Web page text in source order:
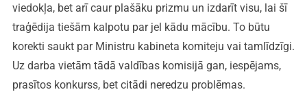
viedokļa, bet arī caur plašāku prizmu un izdarīt visu, lai šī
traģēdija tiešām kalpotu par jel kādu mācību. To būtu
korekti saukt par Ministru kabineta komiteju vai tamlīdzīgi.
Uz darba vietām tādā valdības komisijā gan, iespējams,
prasītos konkurss, bet citādi neredzu problēmas.